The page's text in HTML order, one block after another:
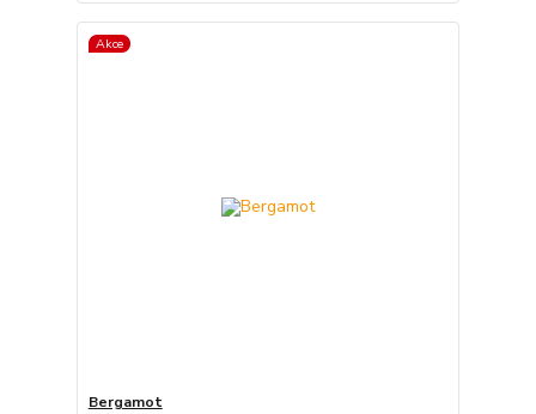
Akce
Bergamot